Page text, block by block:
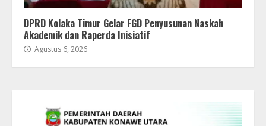
DPRD Kolaka Timur Gelar FGD Penyusunan Naskah
Akademik dan Raperda Inisiatif
Agustus 6, 2026